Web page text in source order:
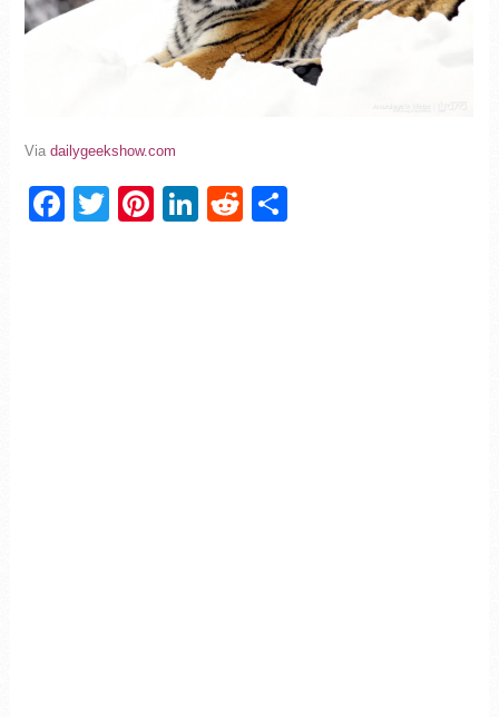
Via dailygeekshow.com
Facebook
TwitterPinterest
LinkedIn
Reddit